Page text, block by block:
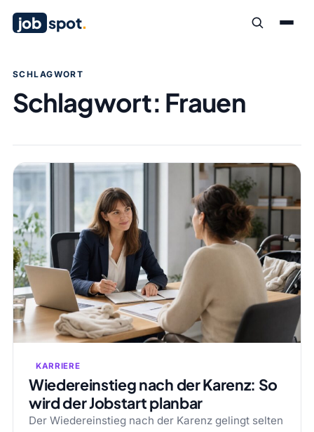
job spot.
SCHLAGWORT
Schlagwort: Frauen
KARRIERE
Wiedereinstieg nach der Karenz: So
wird der Jobstart planbar
Der Wiedereinstieg nach der Karenz gelingt selten